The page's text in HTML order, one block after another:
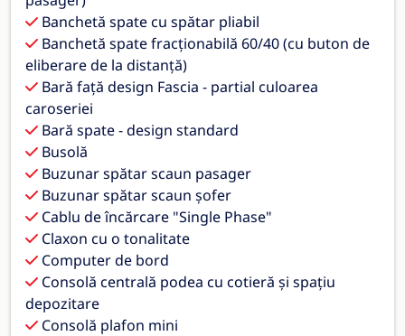
Banchetă spate cu spătar pliabil
Banchetă spate fracționabilă 60/40 (cu buton de
eliberare de la distanță)
Bară față design Fascia - partial culoarea
caroseriei
Bară spate - design standard
Busolă
Buzunar spătar scaun pasager
Buzunar spătar scaun șofer
Cablu de încărcare "Single Phase"
Claxon cu o tonalitate
Computer de bord
Consolă centrală podea cu cotieră și spațiu
depozitare
Consolă plafon mini